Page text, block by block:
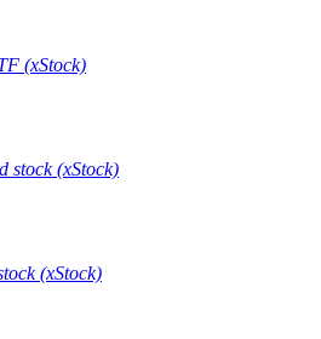
rentowność
(xStock)
stock (xStock)
(xStock)